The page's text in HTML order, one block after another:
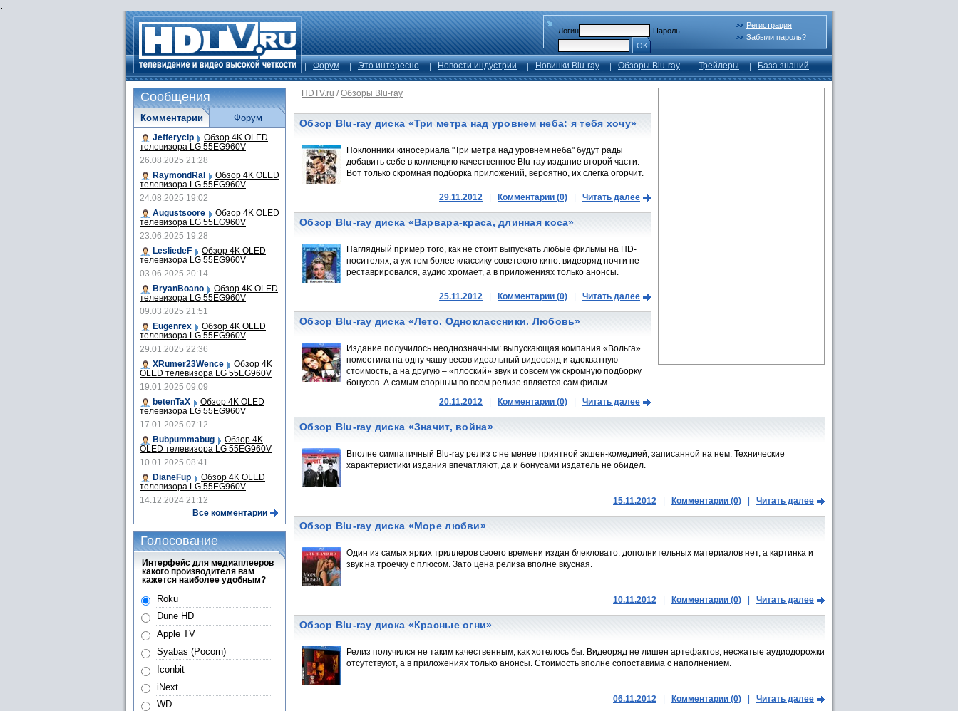
.
Логин
Пароль
ОК
Регистрация
Забыли пароль?
Форум Это интересно Новости индустрии Новинки Blu-ray Обзоры Blu-ray Трейлеры База знаний
HDTV.ru / Обзоры Blu-ray
Обзор Blu-ray диска «Три метра над уровнем неба: я тебя хочу»
Поклонники киносериала "Три метра над уровнем неба" будут рады
добавить себе в коллекцию качественное Blu-ray издание второй части.
Вот только скромная подборка приложений, вероятно, их слегка огорчит.
29.11.2012 Комментарии (0) Читать далее
Обзор Blu-ray диска «Варвара-краса, длинная коса»
Наглядный пример того, как не стоит выпускать любые фильмы на HD-
носителях, а уж тем более классику советского кино: видеоряд почти не
реставрировался, аудио хромает, а в приложениях только анонсы.
25.11.2012 Комментарии (0) Читать далее
Обзор Blu-ray диска «Лето. Одноклассники. Любовь»
Издание получилось неоднозначным: выпускающая компания «Вольга»
поместила на одну чашу весов идеальный видеоряд и адекватную
стоимость, а на другую – «плоский» звук и совсем уж скромную подборку
бонусов. А самым спорным во всем релизе является сам фильм.
20.11.2012
Комментарии (0) Читать далее
Обзор Blu-ray диска «Значит, война»
Вполне симпатичный Blu-ray релиз с не менее приятной экшен-комедией, записанной на нем. Технические
характеристики издания впечатляют, да и бонусами издатель не обидел.
15.11.2012 Комментарии (0) Читать далее
Обзор Blu-ray диска «Море любви»
Один из самых ярких триллеров своего времени издан блекловато: дополнительных материалов нет, а картинка и
звук на троечку с плюсом. Зато цена релиза вполне вкусная.
10.11.2012 Комментарии (0) Читать далее
Обзор Blu-ray диска «Красные огни»
Релиз получился не таким качественным, как хотелось бы. Видеоряд не лишен артефактов, несжатые аудиодорожки
отсутствуют, а в приложениях только анонсы. Стоимость вполне сопоставима с наполнением.
06.11.2012 Комментарии (0) Читать далее
Сообщения
Комментарии
Jefferycip Обзор 4K OLED
телевизора LG 55EG960V
26.08.2025 21:28
RaymondRal
Обзор 4K OLED
телевизора LG 55EG960V
24.08.2025 19:02
Augustsoore
Обзор 4K OLED
телевизора LG 55EG960V
23.06.2025 19:28
LesliedeF
Обзор 4K OLED
телевизора LG 55EG960V
03.06.2025 20:14
BryanBoano
Обзор 4K OLED
телевизора LG 55EG960V
09.03.2025 21:51
Eugenrex
Обзор 4K OLED
телевизора LG 55EG960V
29.01.2025 22:36
XRumer23Wence
Обзор 4K
OLED телевизора LG 55EG960V
19.01.2025 09:09
betenTaX
Обзор 4K OLED
телевизора LG 55EG960V
17.01.2025 07:12
Bubpummabug
Обзор 4K
OLED телевизора LG 55EG960V
10.01.2025 08:41
DianeFup
Обзор 4K OLED
телевизора LG 55EG960V
14.12.2024 21:12
Все комментарии
Форум
Голосование
Интерфейс для медиаплееров
какого производителя вам
кажется наиболее удобным?
Roku
Dune HD
Apple TV
Syabas (Pocorn)
Iconbit
iNext
WD